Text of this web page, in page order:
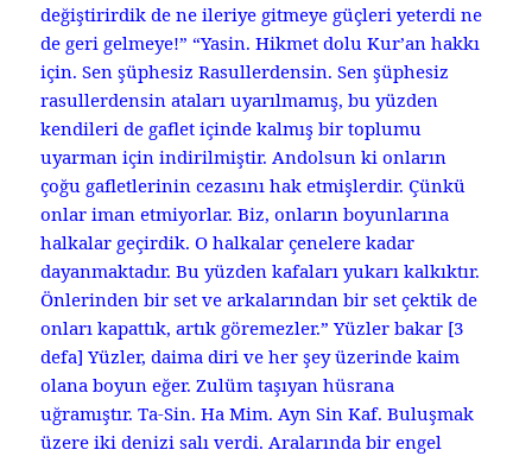
değiştirirdik de ne ileriye gitmeye güçleri yeterdi ne
de geri gelmeye!” “Yasin. Hikmet dolu Kur’an hakkı
için. Sen şüphesiz Rasullerdensin. Sen şüphesiz
rasullerdensin ataları uyarılmamış, bu yüzden
kendileri de gaflet içinde kalmış bir toplumu
uyarman için indirilmiştir. Andolsun ki onların
çoğu gafletlerinin cezasını hak etmişlerdir. Çünkü
onlar iman etmiyorlar. Biz, onların boyunlarına
halkalar geçirdik. O halkalar çenelere kadar
dayanmaktadır. Bu yüzden kafaları yukarı kalkıktır.
Önlerinden bir set ve arkalarından bir set çektik de
onları kapattık, artık göremezler.” Yüzler bakar [3
defa] Yüzler, daima diri ve her şey üzerinde kaim
olana boyun eğer. Zulüm taşıyan hüsrana
uğramıştır. Ta-Sin. Ha Mim. Ayn Sin Kaf. Buluşmak
üzere iki denizi salı verdi. Aralarında bir engel